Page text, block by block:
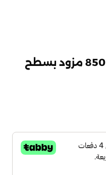
أدراج تخزين 4 WD-دبل 850 مزود بسطح